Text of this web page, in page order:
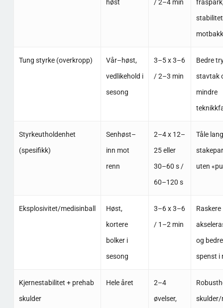
høst / 2–4 min
Tung styrke (overkropp)
Vår–høst,
vedlikehold i
sesong
3–5 x 3–6
/ 2–3 min
Bedre
stavtak
mindre
Styrkeutholdenhet
(spesifikk)
Senhøst–
inn mot
renn
2–4 x 12–
25 eller
30–60 s /
60–120 s
Tåle
uten
Eksplosivitet/medisinball
Høst,
kortere
bolker i
sesong
3–6 x 3–6
/ 1–2 min
Raskere
og bedre
spenst i
Kjernestabilitet + prehab
skulder
Hele året
2–4
øvelser,
skulder/